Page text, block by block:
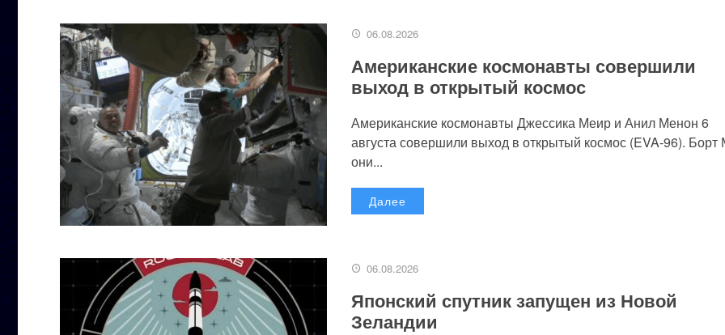
06.08.2026
Американские космонавты совершили
выход в открытый космос
Американские космонавты Джессика Меир и Анил Менон 6
августа совершили выход в открытый космос (EVA-96).
они...
Далее
06.08.2026
Японский спутник запущен из Новой
Зеландии